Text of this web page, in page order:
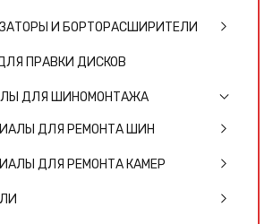
И БОРТОРАСШИРИТЕЛИ
ПРАВКИ ДИСКОВ
ДЛЯ ШИНОМОНТАЖА
ДЛЯ РЕМОНТА ШИН
ДЛЯ РЕМОНТА КАМЕР